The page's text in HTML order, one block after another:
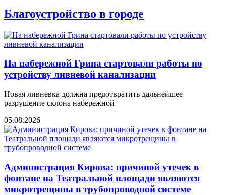
Благоустройство в городе
На набережной Грина стартовали работы по
устройству ливневой канализации
Новая ливневка должна предотвратить дальнейшее
разрушение склона набережной
05.08.2026
Администрация Кирова: причиной утечек в
фонтане на Театральной площади являются
микротрещины в трубопроводной системе